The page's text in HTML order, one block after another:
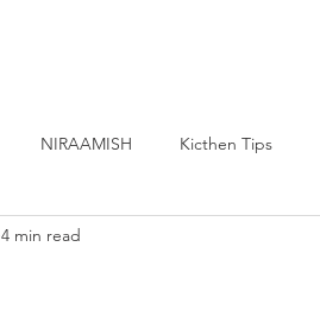
NIRAAMISH Kicthen Tips
4 min read